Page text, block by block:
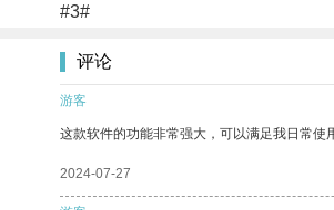
#3#
评论
游客
这款软件的功能非常强大，可以满足我日常使
2024-07-27